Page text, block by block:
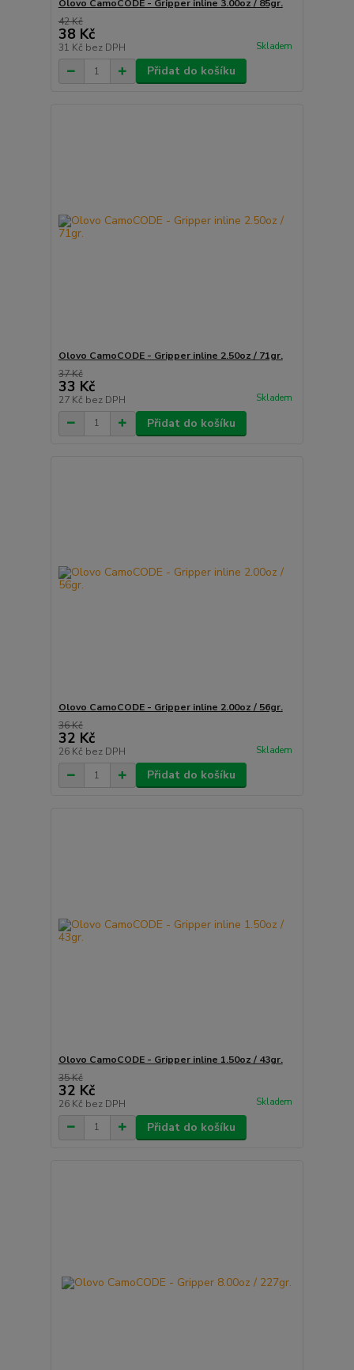
Olovo CamoCODE - Gripper inline 3.00oz / 85gr.
42 Kč
38 Kč
31 Kč bez DPH Skladem
Přidat do košíku
Olovo CamoCODE - Gripper inline 2.50oz / 71gr.
37 Kč
33 Kč
27 Kč bez DPH Skladem
Přidat do košíku
Olovo CamoCODE - Gripper inline 2.00oz / 56gr.
36 Kč
32 Kč
26 Kč bez DPH Skladem
Přidat do košíku
Olovo CamoCODE - Gripper inline 1.50oz / 43gr.
35 Kč
32 Kč
26 Kč bez DPH Skladem
Přidat do košíku